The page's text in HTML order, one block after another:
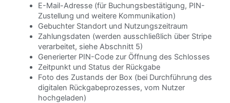
E-Mail-Adresse (für Buchungsbestätigung, PIN-
Zustellung und weitere Kommunikation)
Gebuchter Standort und Nutzungszeitraum
Zahlungsdaten (werden ausschließlich über Stripe
verarbeitet, siehe Abschnitt 5)
Generierter PIN-Code zur Öffnung des Schlosses
Zeitpunkt und Status der Rückgabe
Foto des Zustands der Box (bei Durchführung des
digitalen Rückgabeprozesses, vom Nutzer
hochgeladen)